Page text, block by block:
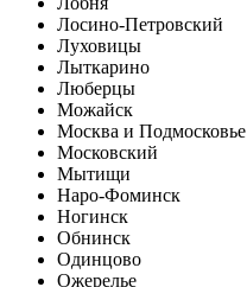
Лосино-Петровский
Луховицы
Лыткарино
Люберцы
Можайск
Москва и Подмосковье
Московский
Мытищи
Наро-Фоминск
Ногинск
Обнинск
Одинцово
Ожерелье